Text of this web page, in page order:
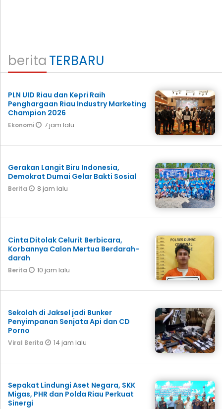
beritaTERBARU
PLN UID Riau dan Kepri Raih
Penghargaan Riau Industry Marketing
Champion 2026
Ekonomi 7 jam lalu
Gerakan Langit Biru Indonesia,
Demokrat Dumai Gelar Bakti Sosial
Berita 8 jam lalu
Cinta Ditolak Celurit Berbicara,
Korbannya Calon Mertua Berdarah-
darah
Berita 10 jam lalu
Sekolah di Jaksel jadi Bunker
Penyimpanan Senjata Api dan CD
Porno
Viral Berita 14 jam lalu
Sepakat Lindungi Aset Negara, SKK
Migas, PHR dan Polda Riau Perkuat
Sinergi